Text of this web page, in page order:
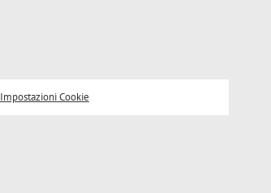
Impostazioni Cookie